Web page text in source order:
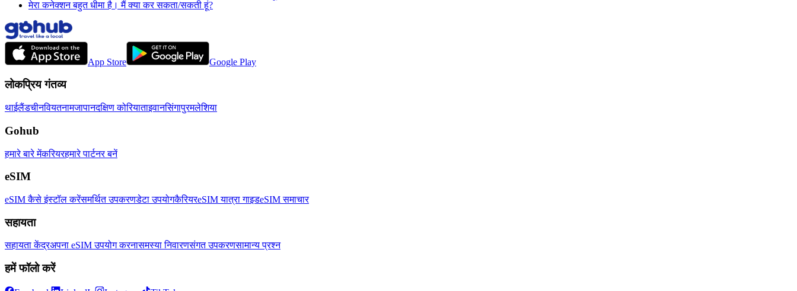
मेरा कनेक्शन बहुत धीमा है। मैं क्या कर सकता/सकती हूं?
App Store Google Play
लोकप्रिय गंतव्य
थाईलैंडचीनवियतनामजापानदक्षिण कोरियाताइवानसिंगापुरमलेशिया
Gohub
हमारे बारे मेंकरियरहमारे पार्टनर बनें
eSIM
eSIM कैसे इंस्टॉल करेंसमर्थित उपकरणडेटा उपयोगकैरियरeSIM यात्रा गाइडeSIM समाचार
सहायता
सहायता केंद्रअपना eSIM उपयोग करनासमस्या निवारणसंगत उपकरणसामान्य प्रश्न
हमें फॉलो करें